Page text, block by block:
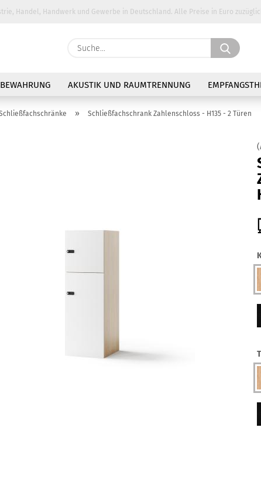
Handel, Handwerk und Gewerbe in Deutschland. Alle Preise in Euro
Suche...
AKUSTIK UND RAUMTRENNUNG
» Schließfachschrank Zahlenschloss - H135 - 2 Türen